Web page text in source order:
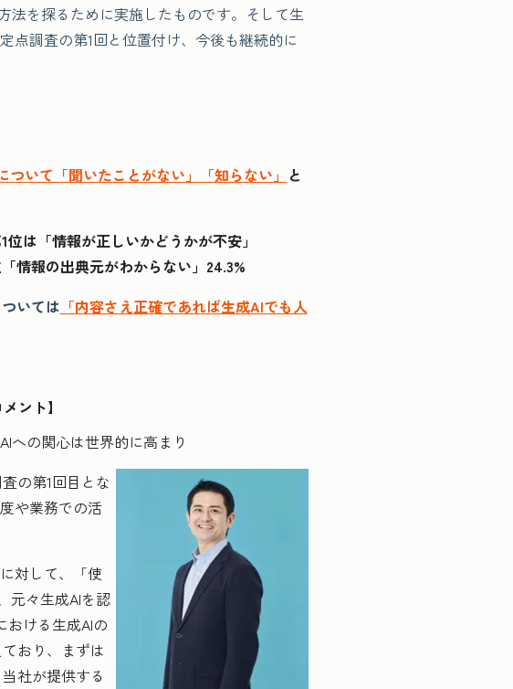
法を探るために実施したものです。そして生
点調査の第1回と位置付け、今後も継続的に
ついて「聞いたことがない」「知らない」 と
位は「情報が正しいかどうかが不安」
情報の出典元がわからない」24.3%
いては 「内容さえ正確であれば生成AIでも人
ント】
への関心は世界的に高まり
の第1回目とな
や業務での活
対して、「使
元々生成AIを認
おける生成AIの
おり、まずは
社が提供する